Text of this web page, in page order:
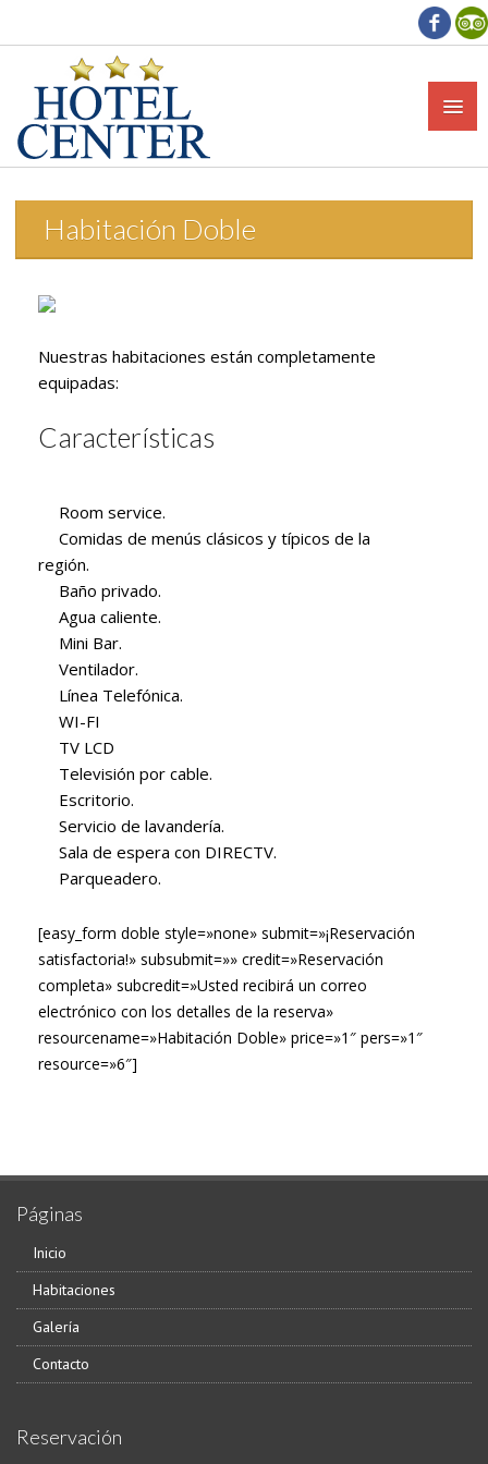
Habitación Doble
Nuestras habitaciones están completamente
equipadas:
Características
Room service.
Comidas de menús clásicos y típicos de la
región.
Baño privado.
Agua caliente.
Mini Bar.
Ventilador.
Línea Telefónica.
WI-FI
TV LCD
Televisión por cable.
Escritorio.
Servicio de lavandería.
Sala de espera con DIRECTV.
Parqueadero.
[easy_form doble style=»none» submit=»¡Reservación
satisfactoria!» subsubmit=»» credit=»Reservación
completa» subcredit=»Usted recibirá un correo
electrónico con los detalles de la reserva»
resourcename=»Habitación Doble» price=»1″ pers=»1″
resource=»6″]
Páginas
Inicio
Habitaciones
Galería
Contacto
Reservación